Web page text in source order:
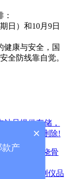
日）和10月9日
健康与安全，国
全防线靠自觉。
只提供存储，
将第一时间删除!
操作流程胫桡骨
骨密度检测仪品
×
款产